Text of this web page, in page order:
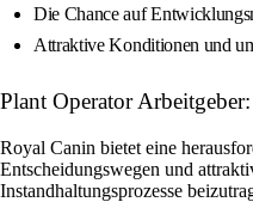
Die Chance auf
Attraktive Konditionen und
Plant Operator
Royal Canin bietet eine
Entscheidungswegen und
Instandhaltungsprozesse